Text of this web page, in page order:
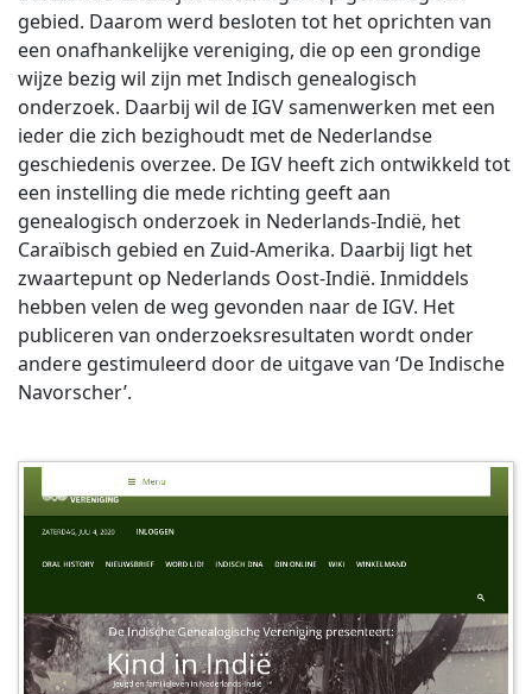
gebied. Daarom werd besloten tot het oprichten van
een onafhankelijke vereniging, die op een grondige
wijze bezig wil zijn met Indisch genealogisch
onderzoek. Daarbij wil de IGV samenwerken met een
ieder die zich bezighoudt met de Nederlandse
geschiedenis overzee. De IGV heeft zich ontwikkeld tot
een instelling die mede richting geeft aan
genealogisch onderzoek in Nederlands-Indië, het
Caraïbisch gebied en Zuid-Amerika. Daarbij ligt het
zwaartepunt op Nederlands Oost-Indië. Inmiddels
hebben velen de weg gevonden naar de IGV. Het
publiceren van onderzoeksresultaten wordt onder
andere gestimuleerd door de uitgave van ‘De Indische
Navorscher’.